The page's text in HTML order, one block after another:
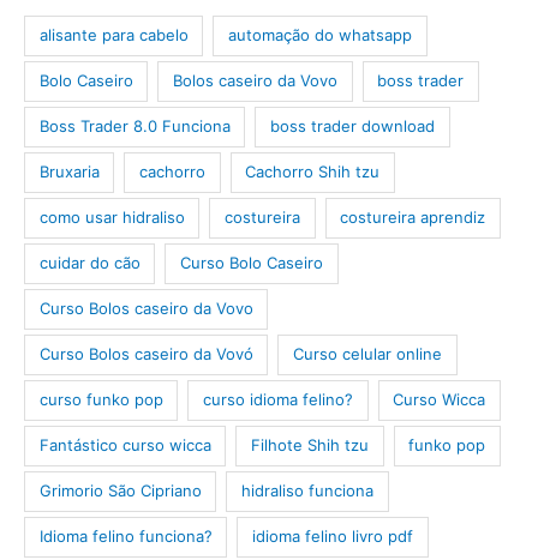
alisante para cabelo automação do whatsapp
Bolo Caseiro Bolos caseiro da Vovo boss trader
Boss Trader 8.0 Funciona boss trader download
Bruxaria cachorro Cachorro Shih tzu
como usar hidraliso costureira costureira aprendiz
cuidar do cão Curso Bolo Caseiro
Curso Bolos caseiro da Vovo
Curso Bolos caseiro da Vovó Curso celular online
curso funko pop curso idioma felino? Curso Wicca
Fantástico curso wicca Filhote Shih tzu funko pop
Grimorio São Cipriano hidraliso funciona
Idioma felino funciona? idioma felino livro pdf